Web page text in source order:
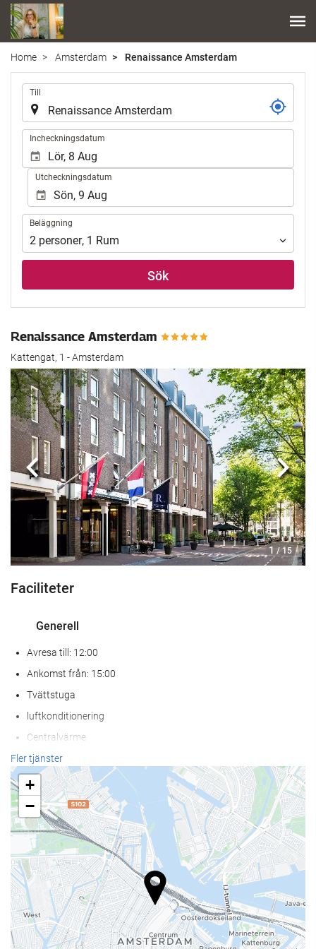
Home Amsterdam Renaissance Amsterdam
Till
Incheckningsdatum
Utcheckningsdatum
Beläggning
Beläggning
2 personer, 1 Rum
Sök
Renaissance Amsterdam
Kattengat, 1 - Amsterdam
1 / 15
Föregående
Faciliteter
Generell
Avresa till: 12:00
Ankomst från: 15:00
Tvättstuga
luftkonditionering
Centralvärme
Hiss
Person med rörlighets svårigheter
Rökfria rum
Helt rökfritt
Allergivänligt rum tillgängligt
Ljudisolerade rum
Husdjur ej tillåtna
Mat och dryck
Fler tjänster
+
−